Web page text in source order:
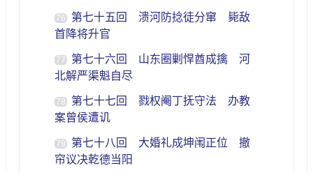
76
第七十五回 溃河防捻徒分窜 毙敌
首降将升官
77
第七十六回 山东圈剿悍酋成擒 河
北解严渠魁自尽
78
第七十七回 戮权阉丁抚守法 办教
案曾侯遭讥
79
第七十八回 大婚礼成坤闱正位 撤
帘议决乾德当阳